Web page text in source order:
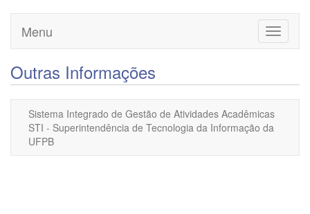
Toggle
Menu
Outras Informações
Sistema Integrado de Gestão de Atividades Acadêmicas
STI - Superintendência de Tecnologia da Informação da
UFPB